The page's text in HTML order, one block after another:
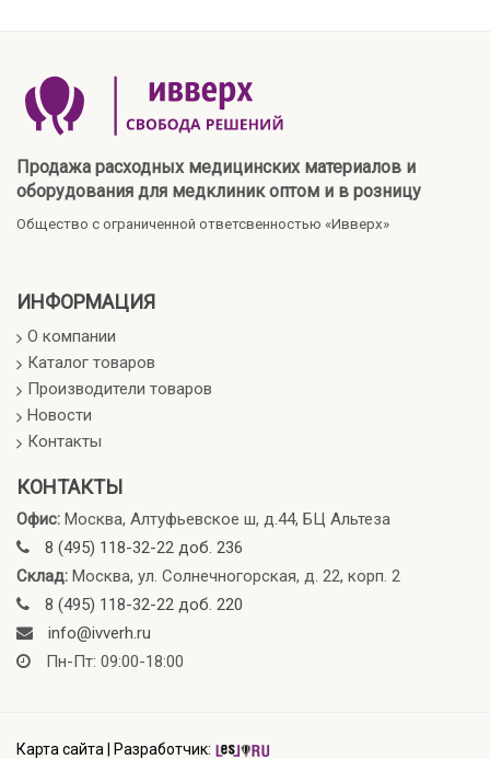
Продажа расходных медицинских материалов и
оборудования для медклиник оптом и в розницу
Общество с ограниченной ответсвенностью «Ивверх»
ИНФОРМАЦИЯ
О компании
Каталог товаров
Производители товаров
Новости
Контакты
КОНТАКТЫ
Офис: Москва, Алтуфьевское ш, д.44, БЦ Альтеза
8 (495) 118-32-22 доб. 236
Склад: Москва, ул. Солнечногорская, д. 22, корп. 2
8 (495) 118-32-22 доб. 220
info@ivverh.ru
Пн-Пт: 09:00-18:00
Карта сайта Разработчик: